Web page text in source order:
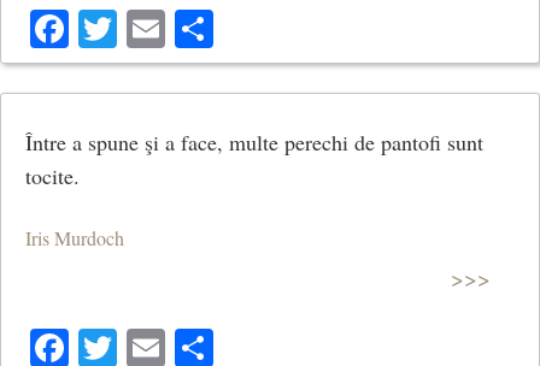
Facebook
Twitter
Email
Între a spune şi a face, multe perechi de pantofi sunt
tocite.
Iris Murdoch
>>>
Facebook
Twitter
Email